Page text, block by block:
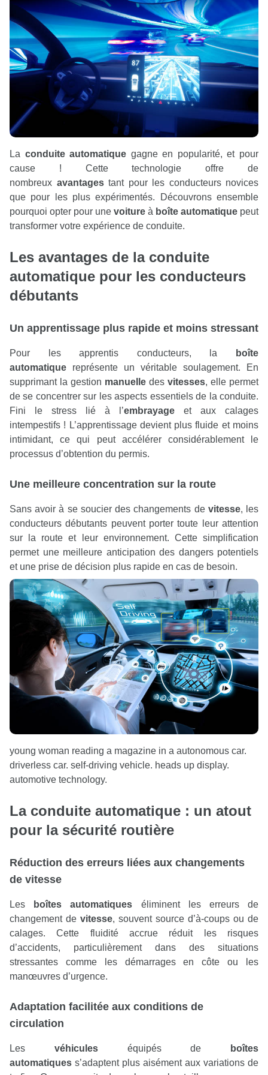
La conduite automatique gagne en popularité, et pour
cause ! Cette technologie offre de
nombreux avantagestant pour les conducteurs novices
que pour les plus expérimentés. Découvrons ensemble
pourquoi opter pour une voiture à boîte automatique peut
transformer votre expérience de conduite.
Les avantages de la conduite
automatique pour les conducteurs
débutants
Un apprentissage plus rapide et moins stressant
Pour les apprentis conducteurs, la
boîte
automatique représente un véritable soulagement. En
supprimant la gestion manuelle des vitesses, elle permet
de se concentrer sur les aspects essentiels de la conduite.
Fini le stress lié à l’embrayage et aux calages
intempestifs ! L’apprentissage devient plus fluide et moins
intimidant, ce qui peut accélérer considérablement le
processus d’obtention du permis.
Une meilleure concentration sur la route
Sans avoir à se soucier des changements de vitesse, les
conducteurs débutants peuvent porter toute leur attention
sur la route et leur environnement. Cette simplification
permet une meilleure anticipation des dangers potentiels
et une prise de décision plus rapide en cas de besoin.
young woman reading a magazine in a autonomous car.
driverless car. self-driving vehicle. heads up display.
automotive technology.
La conduite automatique : un atout
pour la sécurité routière
Réduction des erreurs liées aux changements
de vitesse
Les boîtes automatiques éliminent les erreurs de
changement de vitesse, souvent source d’à-coups ou de
calages. Cette fluidité accrue réduit les risques
d’accidents, particulièrement dans des situations
stressantes comme les démarrages en côte ou les
manœuvres d’urgence.
Adaptation facilitée aux conditions de
circulation
Les véhiculeséquipés de
boîtes
automatiques s’adaptent plus aisément aux variations de